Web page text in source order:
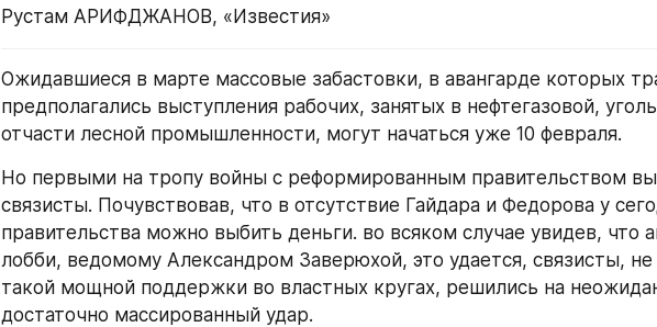
Рустам АРИФДЖАНОВ, «Известия»
Ожидавшиеся в марте массовые забастовки, в авангарде которых
предполагались выступления рабочих, занятых в нефтегазовой,
отчасти лесной промышленности, могут начаться уже 10 февраля.
Но первыми на тропу войны с реформированным правительством
связисты. Почувствовав, что в отсутствие Гайдара и Федорова у
правительства можно выбить деньги. во всяком случае увидев, что
лобби, ведомому Александром Заверюхой, это удается, связисты,
такой мощной поддержки во властных кругах, решились на
достаточно массированный удар.